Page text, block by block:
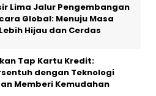
Lima Jalur Pengembangan
Global: Menuju Masa
Hijau dan Cerdas
Tap Kartu Kredit:
dengan Teknologi
Memberi Kemudahan